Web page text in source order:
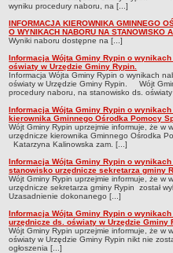
Wyniki naboru na wolne
Petycje
Sygnaliści
Galeria
Raporty o stanie dostępności
Wnioski
WŁADZE I STRUKTURA
Struktura organizacyjna
Rada gminy
Wójt
Urząd gminy
Jednostki organizacyjne,
wyniku procedury naboru, na [...]
INFORMACJA KIEROWNIKA GMINNEGO
O WYNIKACH NABORU NA STANOWISKO
Wyniki naboru dostępne na [...]
Informacja Wójta Gminy Rypin o
oświaty w Urzędzie Gminy Rypin.
Informacja Wójta Gminy Rypin o wynikach
oświaty w Urzędzie Gminy Rypin. Wójt
procedury naboru, na stanowisko ds.
Informacja Wójta Gminy Rypin o
kierownika Gminnego Ośrodka Pomocy
Wójt Gminy Rypin uprzejmie informuje, że w
urzędnicze kierownika Gminnego Ośrodka
Katarzyna Kalinowska zam. [...]
Informacja Wójta Gminy Rypin o
stanowisko urzędnicze sekretarza gminy
Wójt Gminy Rypin uprzejmie informuje, że w
urzędnicze sekretarza gminy Rypin został
Uzasadnienie dokonanego [...]
Informacja Wójta Gminy Rypin o
urzędnicze ds. oświaty w Urzędzie Gminy
Wójt Gminy Rypin uprzejmie informuje, że w
oświaty w Urzędzie Gminy Rypin nikt nie
ogłoszenia [...]